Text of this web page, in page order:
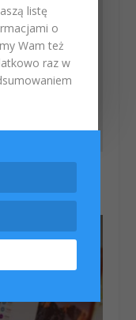
języki z OS X
listę
o
Wam też
raz w